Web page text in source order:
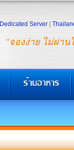
"จองง่าย ไม่ผ่าน
Dedicated Server